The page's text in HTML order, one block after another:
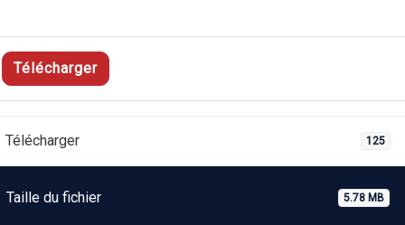
Télécharger
Télécharger 125
Taille du fichier 5.78 MB